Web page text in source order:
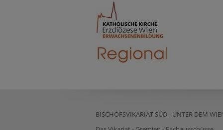
BISCHOFSVIKARIAT SÜD - UNTER DEM